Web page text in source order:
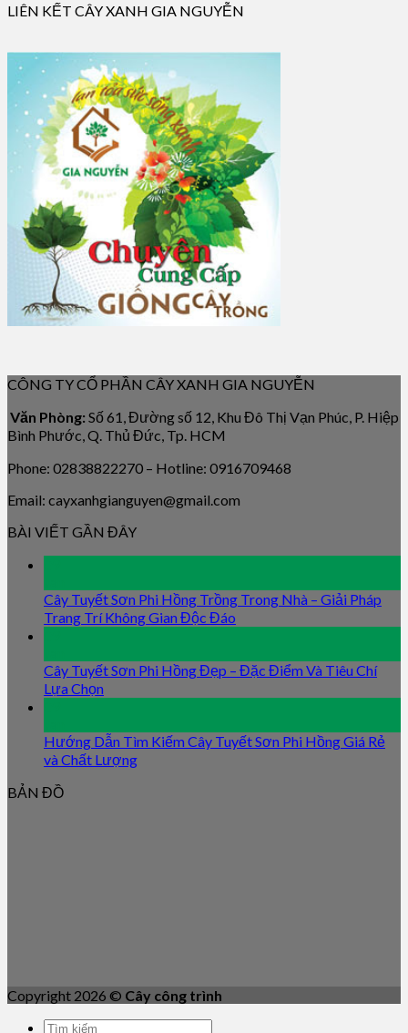
LIÊN KẾT CÂY XANH GIA NGUYỄN
CÔNG TY CỔ PHẦN CÂY XANH GIA NGUYỄN
Văn Phòng: Số 61, Đường số 12, Khu Đô Thị Vạn Phúc, P. Hiệp
Bình Phước, Q. Thủ Đức, Tp. HCM
Phone: 02838822270 – Hotline: 0916709468
Email: cayxanhgianguyen@gmail.com
BÀI VIẾT GẦN ĐÂY
Cây Tuyết Sơn Phi Hồng Trồng Trong Nhà – Giải Pháp
Trang Trí Không Gian Độc Đáo
Cây Tuyết Sơn Phi Hồng Đẹp – Đặc Điểm Và Tiêu Chí
Lựa Chọn
Hướng Dẫn Tìm Kiếm Cây Tuyết Sơn Phi Hồng Giá Rẻ
và Chất Lượng
BẢN ĐỒ
Copyright 2026 © Cây công trình